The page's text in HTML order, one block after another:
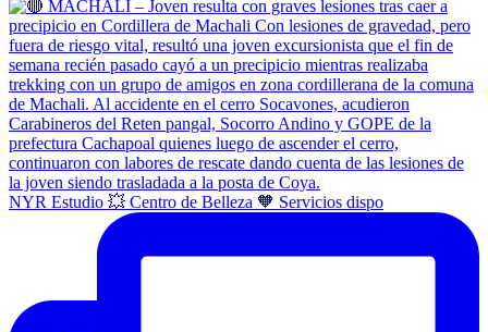
NYR Estudio 💥 Centro de Belleza 🧡 Servicios dispo